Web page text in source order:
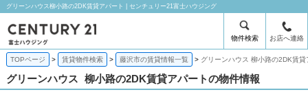
グリーンハウス柳小路の2DK賃貸アパート | センチュリー21富士ハウジング
物件検索 お店へ連絡
TOPページ 賃貸物件検索 藤沢市の賃貸情報一覧 グリーンハウス 柳小路の2DK賃貸
グリーンハウス 柳小路の2DK賃貸アパートの物件情報